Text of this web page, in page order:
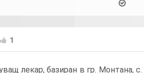
1
лекар, базиран в гр. Монтана, с.